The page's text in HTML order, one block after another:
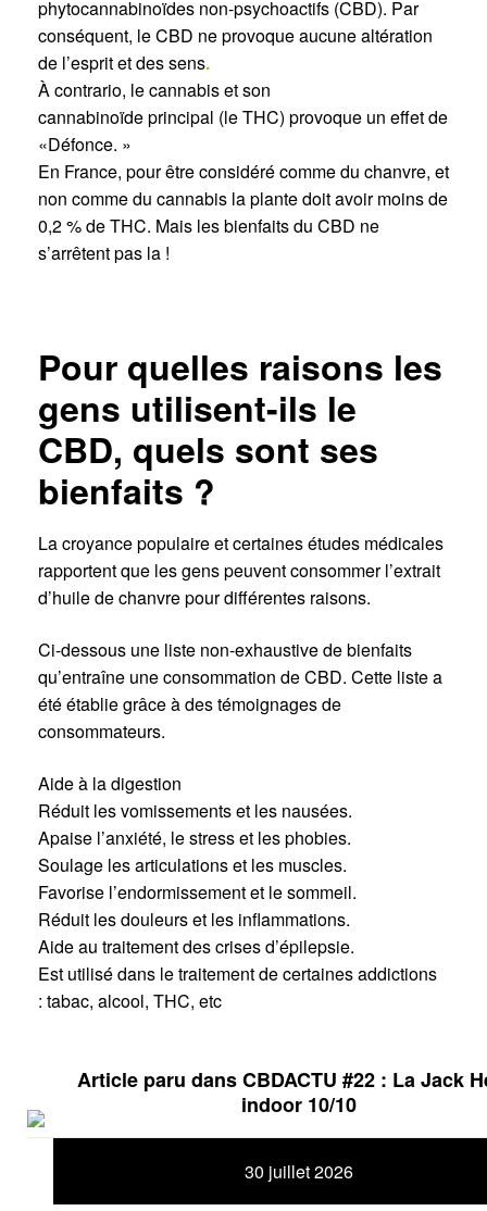
phytocannabinoïdes non-psychoactifs (CBD). Par
conséquent, le CBD ne provoque aucune altération
de l’esprit et des sens.
À contrario, le cannabis et son
cannabinoïde principal (le THC) provoque un effet de
«Défonce. »
En France, pour être considéré comme du chanvre, et
non comme du cannabis la plante doit avoir moins de
0,2 % de THC. Mais les bienfaits du CBD ne
s’arrêtent pas la !
Pour quelles raisons les
gens utilisent-ils le
CBD, quels sont ses
bienfaits ?
La croyance populaire et certaines études médicales
rapportent que les gens peuvent consommer l’extrait
d’huile de chanvre pour différentes raisons.
Ci-dessous une liste non-exhaustive de bienfaits
qu’entraîne une consommation de CBD. Cette liste a
été établie grâce à des témoignages de
consommateurs.
Aide à la digestion
Réduit les vomissements et les nausées.
Apaise l’anxiété, le stress et les phobies.
Soulage les articulations et les muscles.
Favorise l’endormissement et le sommeil.
Réduit les douleurs et les inflammations.
Aide au traitement des crises d’épilepsie.
Est utilisé dans le traitement de certaines addictions
: tabac, alcool, THC, etc
Article paru dans CBDACTU #22 : La Jack
indoor 10/10
30 juillet 2026